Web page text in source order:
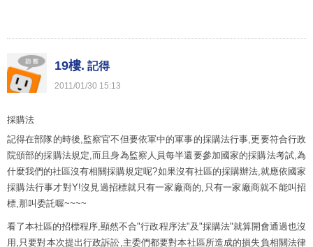
19樓. 記得
2011/01/30 15:13
採購法
記得在部隊的時後,監察官不但要依軍中的軍事的採購法行事,更要符合行政
院頒部的採購法規定,而且身為監察人員每半還要參加國家的採購法考試,為
什麼我們的社區沒有相關採購規定呢?如果沒有社區的採購辦法,就應依國家
採購法行事才對Y!沒見過招標就只有一家廠商的,只有一家廠商就不能叫招
標,那叫委託喔~~~~
看了本社區的招標程序,顯然不合"行政程序法"及"採購法"就算開會通過也沒
用,只要對本次提出行政訴訟,主委們都要對本社區所造成的損失負相關法律